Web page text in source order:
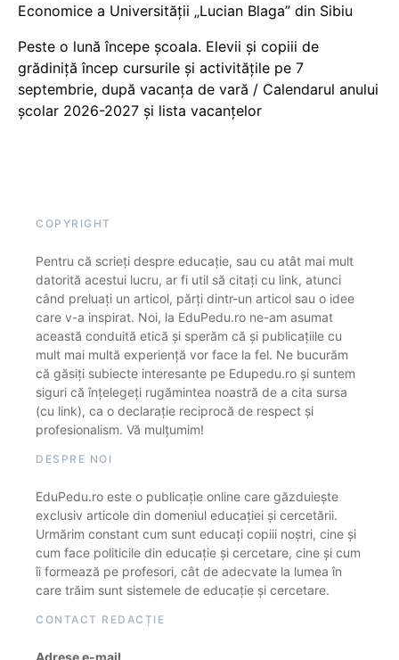
Economice a Universității „Lucian Blaga” din Sibiu
Peste o lună începe școala. Elevii și copiii de
grădiniță încep cursurile și activitățile pe 7
septembrie, după vacanța de vară / Calendarul anului
școlar 2026-2027 și lista vacanțelor
COPYRIGHT
Pentru că scrieți despre educație, sau cu atât mai mult
datorită acestui lucru, ar fi util să citați cu link, atunci
când preluați un articol, părți dintr-un articol sau o idee
care v-a inspirat. Noi, la EduPedu.ro ne-am asumat
această conduită etică și sperăm că și publicațiile cu
mult mai multă experiență vor face la fel. Ne bucurăm
că găsiți subiecte interesante pe Edupedu.ro și suntem
siguri că înțelegeți rugămintea noastră de a cita sursa
(cu link), ca o declarație reciprocă de respect și
profesionalism. Vă mulțumim!
DESPRE NOI
EduPedu.ro este o publicație online care găzduiește
exclusiv articole din domeniul educației și cercetării.
Urmărim constant cum sunt educați copiii noștri, cine și
cum face politicile din educație și cercetare, cine și cum
îi formează pe profesori, cât de adecvate la lumea în
care trăim sunt sistemele de educație și cercetare.
CONTACT REDACȚIE